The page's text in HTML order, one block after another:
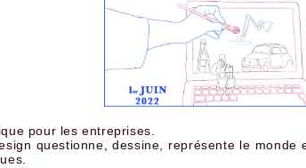
pour les entreprises.
questionne, dessine, représente le